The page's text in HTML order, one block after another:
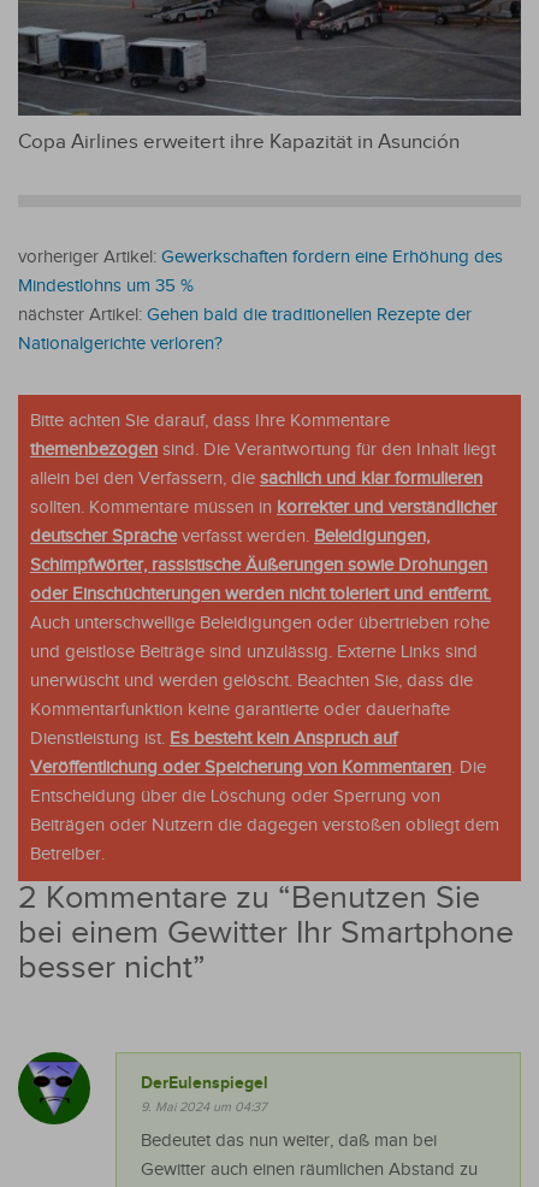
Copa Airlines erweitert ihre Kapazität in Asunción
vorheriger Artikel: Gewerkschaften fordern eine Erhöhung des
Mindestlohns um 35 %
nächster Artikel: Gehen bald die traditionellen Rezepte der
Nationalgerichte verloren?
Bitte achten Sie darauf, dass Ihre Kommentare
themenbezogen sind. Die Verantwortung für den Inhalt liegt
allein bei den Verfassern, die sachlich und klar formulieren
sollten. Kommentare müssen in korrekter und verständlicher
deutscher Spracheverfasst werden. Beleidigungen,
Schimpfwörter, rassistische Äußerungen sowie Drohungen
oder Einschüchterungen werden nicht toleriert und entfernt.
Auch unterschwellige Beleidigungen oder übertrieben rohe
und geistlose Beiträge sind unzulässig. Externe Links sind
unerwüscht und werden gelöscht. Beachten Sie, dass die
Kommentarfunktion keine garantierte oder dauerhafte
Dienstleistung ist. Es besteht kein Anspruch auf
Veröffentlichung oder Speicherung von Kommentaren. Die
Entscheidung über die Löschung oder Sperrung von
Beiträgen oder Nutzern die dagegen verstoßen obliegt dem
Betreiber.
2 Kommentare zu “Benutzen Sie
bei einem Gewitter Ihr Smartphone
besser nicht”
DerEulenspiegel
9. Mai 2024 um 04:37
Bedeutet das nun weiter, daß man bei
Gewitter auch einen räumlichen Abstand zu